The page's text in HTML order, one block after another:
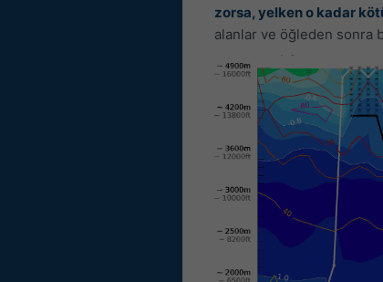
zorsa, yelken o kadar
alanlar ve öğleden sonra